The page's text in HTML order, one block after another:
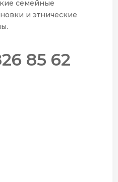
семейные
и этнические
85 62